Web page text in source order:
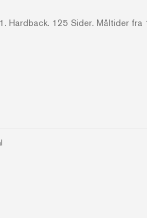
Hardback. 125 Sider. Måltider